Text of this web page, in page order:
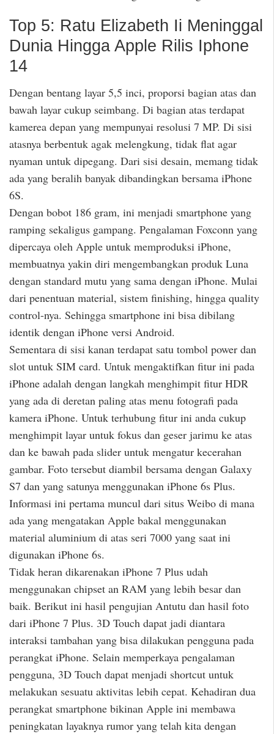
Top 5: Ratu Elizabeth Ii Meninggal
Dunia Hingga Apple Rilis Iphone
14
Dengan bentang layar 5,5 inci, proporsi bagian atas dan
bawah layar cukup seimbang. Di bagian atas terdapat
kamerea depan yang mempunyai resolusi 7 MP. Di sisi
atasnya berbentuk agak melengkung, tidak flat agar
nyaman untuk dipegang. Dari sisi desain, memang tidak
ada yang beralih banyak dibandingkan bersama iPhone
6S.
Dengan bobot 186 gram, ini menjadi smartphone yang
ramping sekaligus gampang. Pengalaman Foxconn yang
dipercaya oleh Apple untuk memproduksi iPhone,
membuatnya yakin diri mengembangkan produk Luna
dengan standard mutu yang sama dengan iPhone. Mulai
dari penentuan material, sistem finishing, hingga quality
control-nya. Sehingga smartphone ini bisa dibilang
identik dengan iPhone versi Android.
Sementara di sisi kanan terdapat satu tombol power dan
slot untuk SIM card. Untuk mengaktifkan fitur ini pada
iPhone adalah dengan langkah menghimpit fitur HDR
yang ada di deretan paling atas menu fotografi pada
kamera iPhone. Untuk terhubung fitur ini anda cukup
menghimpit layar untuk fokus dan geser jarimu ke atas
dan ke bawah pada slider untuk mengatur kecerahan
gambar. Foto tersebut diambil bersama dengan Galaxy
S7 dan yang satunya menggunakan iPhone 6s Plus.
Informasi ini pertama muncul dari situs Weibo di mana
ada yang mengatakan Apple bakal menggunakan
material aluminium di atas seri 7000 yang saat ini
digunakan iPhone 6s.
Tidak heran dikarenakan iPhone 7 Plus udah
menggunakan chipset an RAM yang lebih besar dan
baik. Berikut ini hasil pengujian Antutu dan hasil foto
dari iPhone 7 Plus. 3D Touch dapat jadi diantara
interaksi tambahan yang bisa dilakukan pengguna pada
perangkat iPhone. Selain memperkaya pengalaman
pengguna, 3D Touch dapat menjadi shortcut untuk
melakukan sesuatu aktivitas lebih cepat. Kehadiran dua
perangkat smartphone bikinan Apple ini membawa
peningkatan layaknya rumor yang telah kita dengan